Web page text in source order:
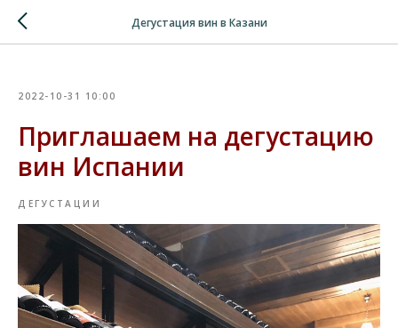
Дегустация вин в Казани
2022-10-31 10:00
Приглашаем на дегустацию
вин Испании
ДЕГУСТАЦИИ